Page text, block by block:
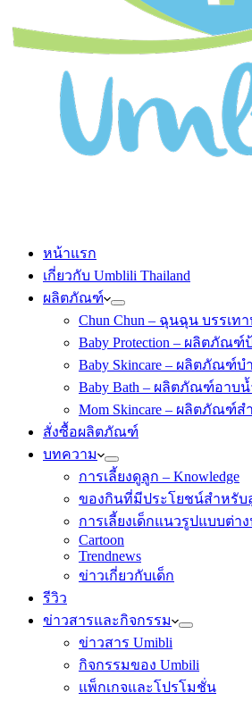
หน้าแรก
เกี่ยวกับ Umblili Thailand
ผลิตภัณฑ์
Chun Chun – ฉุนฉุน บรรเท
Baby Protection – ผลิตภัณ
Baby Skincare – ผลิตภัณฑ์บ
Baby Bath – ผลิตภัณฑ์อาบ
Mom Skincare – ผลิตภัณฑ์
สั่งซื้อผลิตภัณฑ์
บทความ
การเลี้ยงดูลูก – Knowledge
ของกินที่มีประโยชน์สำหรับ
การเลี้ยงเด็กแนวรูปแบบต่า
Cartoon
Trendnews
ข่าวเกี่ยวกับเด็ก
รีวิว
ข่าวสารและกิจกรรม
ข่าวสาร Umibli
กิจกรรมของ Umbili
แพ็กเกจและโปรโมชั่น